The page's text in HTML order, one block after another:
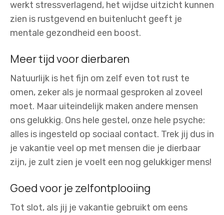
werkt stressverlagend, het wijdse uitzicht kunnen
zien is rustgevend en buitenlucht geeft je
mentale gezondheid een boost.
Meer tijd voor dierbaren
Natuurlijk is het fijn om zelf even tot rust te
omen, zeker als je normaal gesproken al zoveel
moet. Maar uiteindelijk maken andere mensen
ons gelukkig. Ons hele gestel, onze hele psyche:
alles is ingesteld op sociaal contact. Trek jij dus in
je vakantie veel op met mensen die je dierbaar
zijn, je zult zien je voelt een nog gelukkiger mens!
Goed voor je zelfontplooiing
Tot slot, als jij je vakantie gebruikt om eens